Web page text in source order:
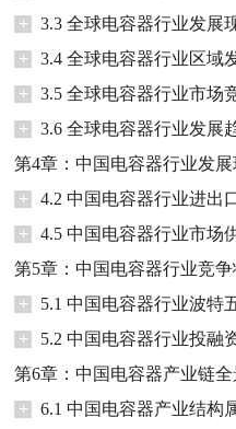
+
3.3 全球电容器行业发展
+
3.4 全球电容器行业区域
+
3.5 全球电容器行业市场
+
3.6 全球电容器行业发展
第4章：中国电容器行业发
+
4.2 中国电容器行业进出
+
4.5 中国电容器行业市场
第5章：中国电容器行业竞
+
5.1 中国电容器行业波特
+
5.2 中国电容器行业投融
第6章：中国电容器产业链
+
6.1 中国电容器产业结构